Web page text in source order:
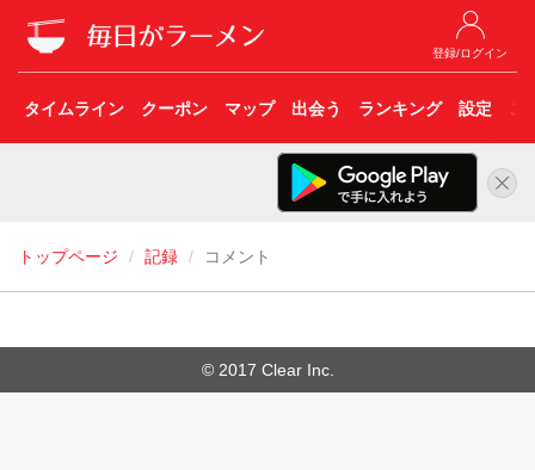
登録/ログイン
タイムライン クーポン マップ 出会う ランキング 設定 こ
トップページ 記録 コメント
© 2017 Clear Inc.